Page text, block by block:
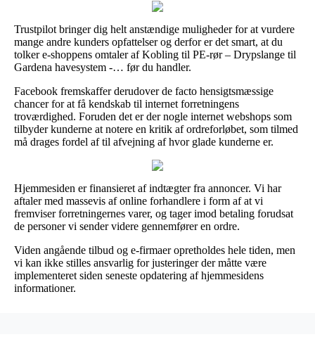
Trustpilot bringer dig helt anstændige muligheder for at vurdere
mange andre kunders opfattelser og derfor er det smart, at du
tolker e-shoppens omtaler af Kobling til PE-rør – Drypslange til
Gardena havesystem -… før du handler.
Facebook fremskaffer derudover de facto hensigtsmæssige
chancer for at få kendskab til internet forretningens
troværdighed. Foruden det er der nogle internet webshops som
tilbyder kunderne at notere en kritik af ordreforløbet, som tilmed
må drages fordel af til afvejning af hvor glade kunderne er.
Hjemmesiden er finansieret af indtægter fra annoncer. Vi har
aftaler med massevis af online forhandlere i form af at vi
fremviser forretningernes varer, og tager imod betaling forudsat
de personer vi sender videre gennemfører en ordre.
Viden angående tilbud og e-firmaer opretholdes hele tiden, men
vi kan ikke stilles ansvarlig for justeringer der måtte være
implementeret siden seneste opdatering af hjemmesidens
informationer.